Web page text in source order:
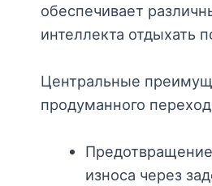
обеспечивает
интеллекта отдыхать
Центральные
продуманного
износа через